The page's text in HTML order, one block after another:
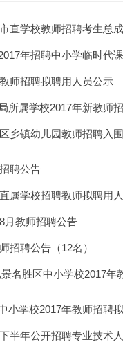
直学校教师招聘考生总
年招聘中小学临时代
师招聘拟聘用人员公示
所属学校2017年新教师
乡镇幼儿园教师招聘入
聘公告
属学校招聘教师拟聘用
月教师招聘公告
招聘公告（12名）
名胜区中小学校2017年
小学校2017年教师招聘
半年公开招聘专业技术
教师资格证面试信息试讲